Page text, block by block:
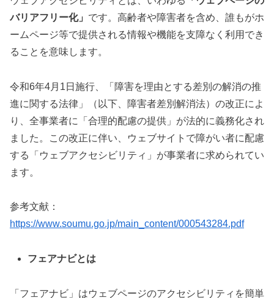
バリアフリー化」 です。高齢者や障害者を含め、誰もがホ
ームページ等で提供される情報や機能を支障なく利用でき
ることを意味します。
令和6年4月1日施行、「障害を理由とする差別の解消の推
進に関する法律」（以下、障害者差別解消法）の改正によ
り、全事業者に「合理的配慮の提供」が法的に義務化され
ました。この改正に伴い、ウェブサイトで障がい者に配慮
する「ウェブアクセシビリティ」が事業者に求められてい
ます。
参考文献：
https://www.soumu.go.jp/main_content/000543284.pdf
フェアナビとは
「フェアナビ」はウェブページのアクセシビリティを簡単